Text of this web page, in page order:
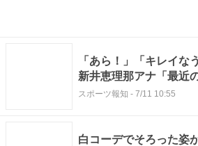
「あら！」「キレイな
新井恵理那アナ「最
「旦那さんが羨ましい」
スポーツ報知 - 7/11 10:55
白コーデでそろった姿